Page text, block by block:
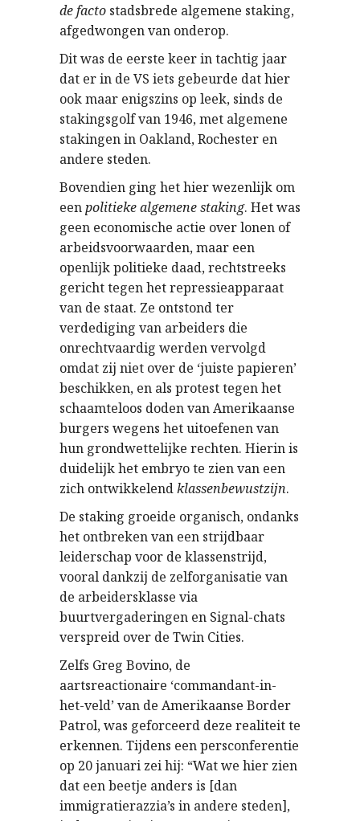
de facto stadsbrede algemene staking,
afgedwongen van onderop.
Dit was de eerste keer in tachtig jaar
dat er in de VS iets gebeurde dat hier
ook maar enigszins op leek, sinds de
stakingsgolf van 1946, met algemene
stakingen in Oakland, Rochester en
andere steden.
Bovendien ging het hier wezenlijk om
eenpolitieke algemene staking. Het was
geen economische actie over lonen of
arbeidsvoorwaarden, maar een
openlijk politieke daad, rechtstreeks
gericht tegen het repressieapparaat
van de staat. Ze ontstond ter
verdediging van arbeiders die
onrechtvaardig werden vervolgd
omdat zij niet over de ‘juiste papieren’
beschikken, en als protest tegen het
schaamteloos doden van Amerikaanse
burgers wegens het uitoefenen van
hun grondwettelijke rechten. Hierin is
duidelijk het embryo te zien van een
zich ontwikkelendklassenbewustzijn.
De staking groeide organisch, ondanks
het ontbreken van een strijdbaar
leiderschap voor de klassenstrijd,
vooral dankzij de zelforganisatie van
de arbeidersklasse via
buurtvergaderingen en Signal-chats
verspreid over de Twin Cities.
Zelfs Greg Bovino, de
aartsreactionaire ‘commandant-in-
het-veld’ van de Amerikaanse Border
Patrol, was geforceerd deze realiteit te
erkennen. Tijdens een persconferentie
op 20 januari zei hij: “Wat we hier zien
dat een beetje anders is [dan
immigratierazzia’s in andere steden],